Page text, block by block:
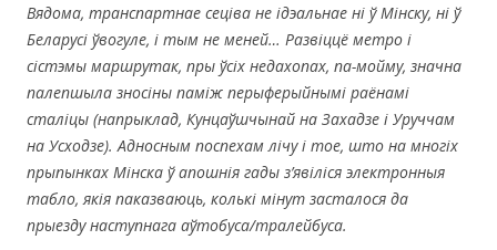
Вядома, транспартнае сеціва не ідэальнае ні ў Мінску, ні ў
Беларусі ўвогуле, i тым не меней… Развіццё метро і
сістэмы маршрутак, пры ўсіх недахопах, па-мойму, значна
палепшыла зносіны паміж перыферыйнымі раёнамі
сталіцы (напрыклад, Кунцаўшчынай на Захадзе і Уруччам
на Усходзе). Адносным поспехам лічу і тое, што на многіх
прыпынках Мінска ў апошнія гады з’явіліся электронныя
табло, якія паказваюць, колькі мінут засталося да
прыезду наступнага аўтобуса/тралейбуса.